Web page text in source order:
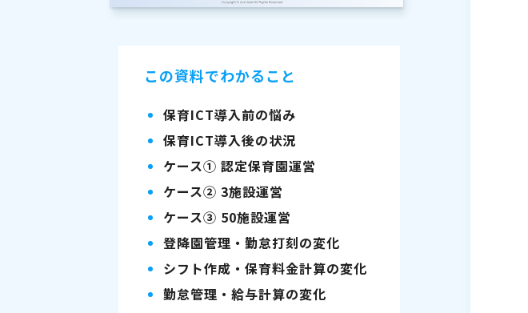
この資料でわかること
保育ICT導入前の悩み
保育ICT導入後の状況
ケース① 認定保育園運営
ケース② 3施設運営
ケース③ 50施設運営
登降園管理・勤怠打刻の変化
シフト作成・保育料金計算の変化
勤怠管理・給与計算の変化